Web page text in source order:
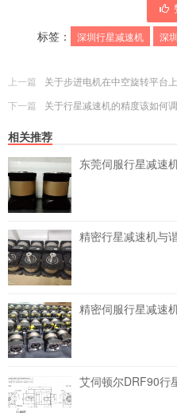
标签： 深圳行星减速机 深
上一篇
关于步进电机在中空旋转平台
下一篇
关于行星减速机的精度该如何
相关推荐
东莞伺服行星减速
精密行星减速机与
精密伺服行星减速
艾伺顿尔DRF90行